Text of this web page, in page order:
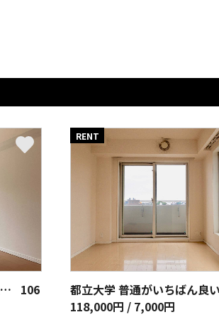
学芸大学 広いバルコニーで優雅な休日タイムを
106
RENT
118,000円 / 7,000円